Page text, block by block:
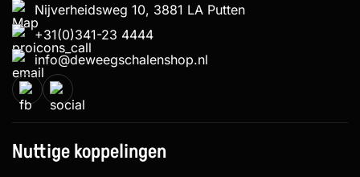
Nijverheidsweg 10, 3881 LA Putten
+31(0)341-23 4444
info@deweegschalenshop.nl
Nuttige koppelingen